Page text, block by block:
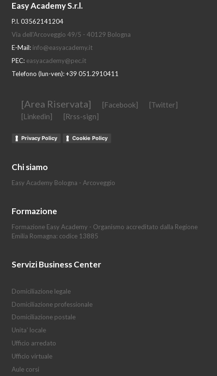
Easy Academy S.r.l.
P.I. 03562141204
Via dell'Arcoveggio 49/5 - 40129 Bologna
E-Mail: info@easyacademy.it
PEC: easyacademy@pec.it
Telefono (lun-ven): +39 051.2910411
[Area Riservata] [Facebook]
[Twitter]
[Linkedin]
[Rrss-sign]
Privacy Policy Cookie Policy
Chi siamo
Easy Academy Bologna - Arcoveggio
Formazione
Formazione Easy Academy - Organismo accreditato dalla Regione
Emilia Romagna: codice 13885
Servizi Business Center
Domiciliazione legale
Domiciliazione professionale
Domiciliazione postale
Unita’ locale
Ufficio arredato
Ufficio virtuale
Aule corsi